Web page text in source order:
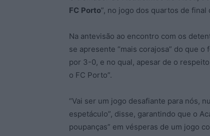
FC Porto”, no jogo dos quartos de final
Na antevisão ao encontro com os
se apresente “mais corajosa” do que
por 3-0, e no qual, apesar de o
o FC Porto”.
“Vai ser um jogo desafiante para nós,
espetáculo”, disse, garantindo que o
poupanças” em vésperas de um jogo